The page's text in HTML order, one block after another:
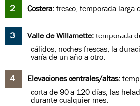
Costera:fresco, temporada larga
Valle de Willamette:temporada
cálidos, noches frescas; la
varía de un año a otro.
Elevaciones centrales/altas:
corta de 90 a 120 días; las
durante cualquier mes.